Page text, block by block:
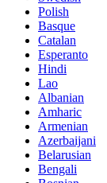
Polish
Basque
Catalan
Esperanto
Hindi
Lao
Albanian
Amharic
Armenian
Azerbaijani
Belarusian
Bengali